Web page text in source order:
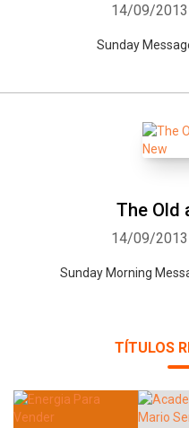
14/09/2013
Sunday
The Old
14/09/2013
Sunday Morning
TÍTULOS